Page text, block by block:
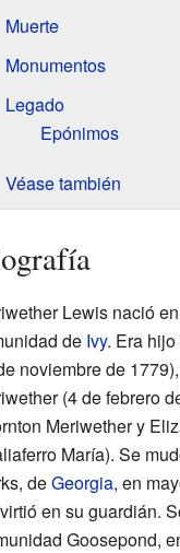
Muerte
Monumentos
Legado
Epónimos
Véase también
Lewis nació
de Ivy. Era
noviembre de
(4 de febrero
Meriwether y
María). Se
deGeorgia, en
en su guardián.
Goosepond,